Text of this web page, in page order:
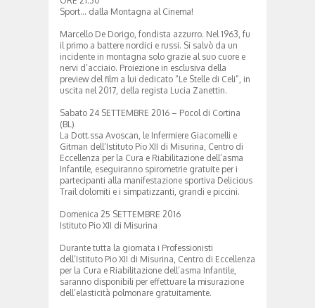
Sport… dalla Montagna al Cinema!
Marcello De Dorigo, fondista azzurro. Nel 1963, fu
il primo a battere nordici e russi. Si salvò da un
incidente in montagna solo grazie al suo cuore e
nervi d’acciaio. Proiezione in esclusiva della
preview del film a lui dedicato “Le Stelle di Celi”, in
uscita nel 2017, della regista Lucia Zanettin.
Sabato 24 SETTEMBRE 2016 – Pocol di Cortina
(BL)
La Dott.ssa Avoscan, le Infermiere Giacomelli e
Gitman dell’Istituto Pio XII di Misurina, Centro di
Eccellenza per la Cura e Riabilitazione dell’asma
Infantile, eseguiranno spirometrie gratuite per i
partecipanti alla manifestazione sportiva Delicious
Trail dolomiti e i simpatizzanti, grandi e piccini.
Domenica 25 SETTEMBRE 2016
Istituto Pio XII di Misurina
Durante tutta la giornata i Professionisti
dell’Istituto Pio XII di Misurina, Centro di Eccellenza
per la Cura e Riabilitazione dell’asma Infantile,
saranno disponibili per effettuare la misurazione
dell’elasticità polmonare gratuitamente.